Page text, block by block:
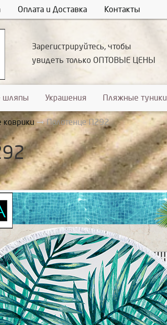
Оплата и Доставка Контакты
Зарегистрируйтесь, чтобы
увидеть только ОПТОВЫЕ ЦЕНЫ
шляпы Украшения Пляжные туники
Полотенце П292